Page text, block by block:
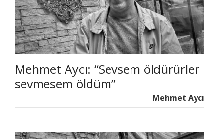
Mehmet Aycı: “Sevsem öldürürler
sevmesem öldüm”
Mehmet Aycı